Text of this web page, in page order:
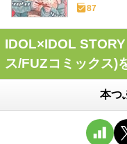
87
IDOL×IDOL
ス/FUZコミックス)
本つ